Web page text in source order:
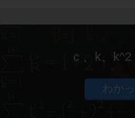
ｃ、k、